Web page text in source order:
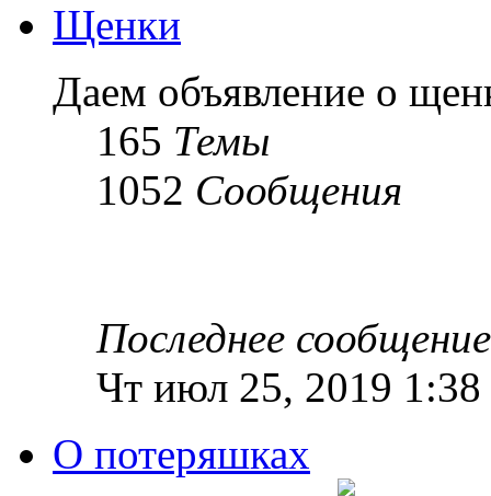
Щенки
Даем объявление о
165 Темы
1052 Сообщения
Последнее сообщение
Чт июл 25, 2019 1:38
О потеряшках